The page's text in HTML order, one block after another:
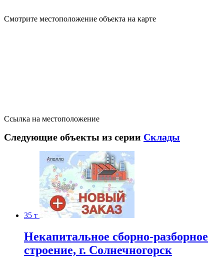
Смотрите местоположение объекта на карте
Ссылка на местоположение
Следующие объекты из серии Склады
35 т
Некапитальное сборно-разборное
строение, г. Солнечногорск